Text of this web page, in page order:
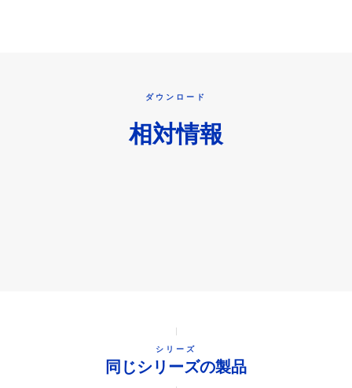
ダウンロード
相対情報
シリーズ
同じシリーズの製品